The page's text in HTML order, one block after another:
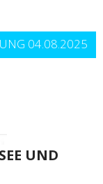
04.08.2025
UND